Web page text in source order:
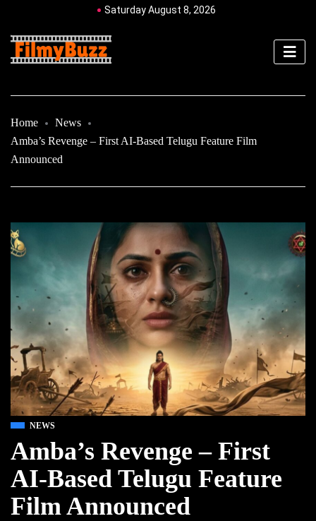
Saturday August 8, 2026
Home
News
Amba’s Revenge – First AI-Based Telugu Feature Film
Announced
NEWS
Amba’s Revenge – First
AI-Based Telugu Feature
Film Announced